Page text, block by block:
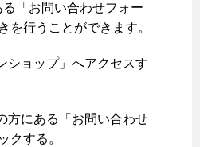
「お問い合わせフォー
を行うことができます。
ショップ」へアクセスす
方にある「お問い合わせ
クする。